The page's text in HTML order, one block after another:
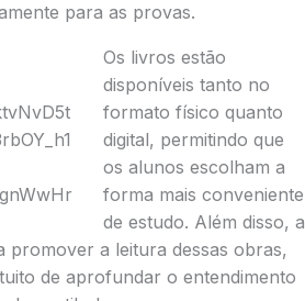
para as provas.
Os livros estão
disponíveis tanto no
formato físico quanto
digital, permitindo que
os alunos escolham a
forma mais conveniente
de estudo. Além disso, a
promover a leitura dessas obras,
de aprofundar o entendimento